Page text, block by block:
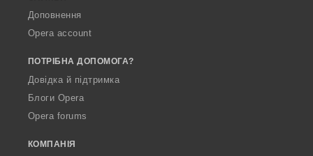
Доповнення
Opera account
ПОТРІБНА ДОПОМОГА?
Довідка й підтримка
Блоги Opera
Opera forums
КОМПАНІЯ